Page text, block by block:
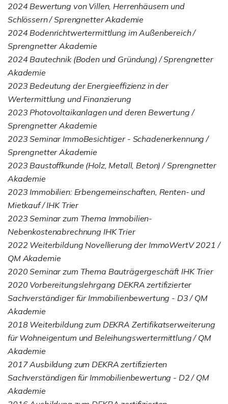
2024 Bewertung von Villen, Herrenhäusern und
Schlössern / Sprengnetter Akademie
2024 Bodenrichtwertermittlung im Außenbereich /
Sprengnetter Akademie
2024 Bautechnik (Boden und Gründung) / Sprengnetter
Akademie
2023 Bedeutung der Energieeffizienz in der
Wertermittlung und Finanzierung
2023 Photovoltaikanlagen und deren Bewertung /
Sprengnetter Akademie
2023 Seminar ImmoBesichtiger - Schadenerkennung /
Sprengnetter Akademie
2023 Baustoffkunde (Holz, Metall, Beton) / Sprengnetter
Akademie
2023 Immobilien: Erbengemeinschaften, Renten- und
Mietkauf / IHK Trier
2023 Seminar zum Thema Immobilien-
Nebenkostenabrechnung IHK Trier
2022 Weiterbildung Novellierung der ImmoWertV 2021 /
QM Akademie
2020 Seminar zum Thema Bauträgergeschäft IHK Trier
2020 Vorbereitungslehrgang DEKRA zertifizierter
Sachverständiger für Immobilienbewertung - D3 / QM
Akademie
2018 Weiterbildung zum DEKRA Zertifikatserweiterung
für Wohneigentum und Beleihungswertermittlung / QM
Akademie
2017 Ausbildung zum DEKRA zertifizierten
Sachverständigen für Immobilienbewertung - D2 / QM
Akademie